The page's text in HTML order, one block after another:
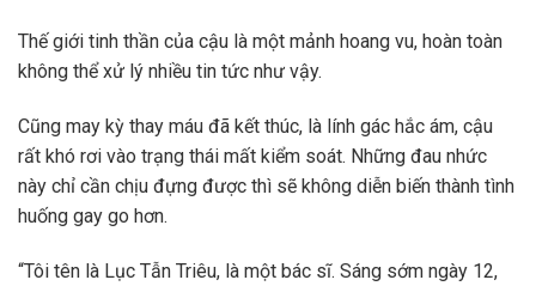
Thế giới tinh thần của cậu là một mảnh hoang vu, hoàn toàn
không thể xử lý nhiều tin tức như vậy.
Cũng may kỳ thay máu đã kết thúc, là lính gác hắc ám, cậu
rất khó rơi vào trạng thái mất kiểm soát. Những đau nhức
này chỉ cần chịu đựng được thì sẽ không diễn biến thành tình
huống gay go hơn.
“Tôi tên là Lục Tẫn Triêu, là một bác sĩ. Sáng sớm ngày 12,